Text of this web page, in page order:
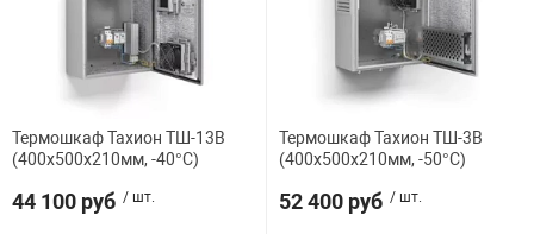
Термошкаф Тахион ТШ-13В
(400х500х210мм, -40°С)
44 100 руб / шт.
Термошкаф Тахион ТШ-3В
(400х500х210мм, -50°С)
52 400 руб / шт.